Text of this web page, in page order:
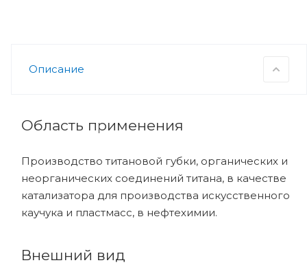
Описание
Область применения
Производство титановой губки, органических и
неорганических соединений титана, в качестве
катализатора для производства искусственного
каучука и пластмасс, в нефтехимии.
Внешний вид